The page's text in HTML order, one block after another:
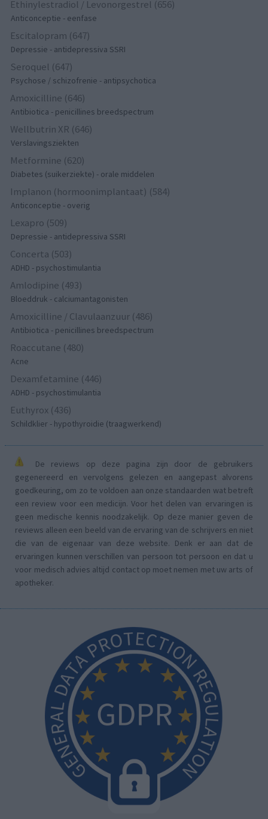
Ethinylestradiol / Levonorgestrel (656)
Anticonceptie - eenfase
Escitalopram (647)
Depressie - antidepressiva SSRI
Seroquel (647)
Psychose / schizofrenie - antipsychotica
Amoxicilline (646)
Antibiotica - penicillines breedspectrum
Wellbutrin XR (646)
Verslavingsziekten
Metformine (620)
Diabetes (suikerziekte) - orale middelen
Implanon (hormoonimplantaat) (584)
Anticonceptie - overig
Lexapro (509)
Depressie - antidepressiva SSRI
Concerta (503)
ADHD - psychostimulantia
Amlodipine (493)
Bloeddruk - calciumantagonisten
Amoxicilline / Clavulaanzuur (486)
Antibiotica - penicillines breedspectrum
Roaccutane (480)
Acne
Dexamfetamine (446)
ADHD - psychostimulantia
Euthyrox (436)
Schildklier - hypothyroidie (traagwerkend)
De reviews op deze pagina zijn door de gebruikers
gegenereerd en vervolgens gelezen en aangepast alvorens
goedkeuring, om zo te voldoen aan onze standaarden wat betreft
een review voor een medicijn. Voor het delen van ervaringen is
geen medische kennis noodzakelijk. Op deze manier geven de
reviews alleen een beeld van de ervaring van de schrijvers en niet
die van de eigenaar van deze website. Denk er aan dat de
ervaringen kunnen verschillen van persoon tot persoon en dat u
voor medisch advies altijd contact op moet nemen met uw arts of
apotheker.